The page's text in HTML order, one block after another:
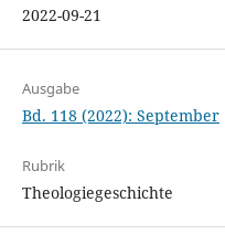
2022-09-21
Ausgabe
Bd. 118 (2022): September
Rubrik
Theologiegeschichte